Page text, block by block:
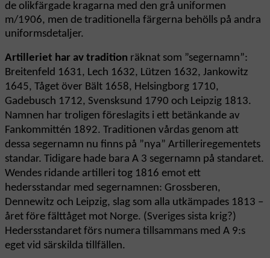
de olikfärgade kragarna med den grå uniformen
m/1906, men de traditionella färgerna behölls på andra
uniformsdetaljer.
Artilleriet har av tradition räknat som ”segernamn”:
Breitenfeld 1631, Lech 1632, Lützen 1632, Jankowitz
1645, Tåget över Bält 1658, Helsingborg 1710,
Gadebusch 1712, Svensksund 1790 och Leipzig 1813.
Namnen har troligen föreslagits i ett betänkande av
Fankommittén 1892. Traditionen vårdas genom att
dessa segernamn nu finns på ”nya” Artilleriregementets
standar. Tidigare hade bara A 3 segernamn på standaret.
Wendes ridande artilleri tog 1816 emot ett
hedersstandar med segernamnen: Grossberen,
Dennewitz och Leipzig, slag som alla utkämpades 1813 –
året före fälttåget mot Norge. (Sveriges sista krig?)
Hedersstandaret förs numera tillsammans med A 9:s
eget vid särskilda tillfällen.